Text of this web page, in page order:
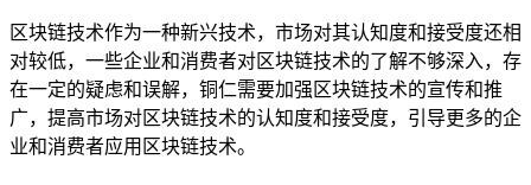
区块链技术作为一种新兴技术，市场对其认知度和接受度还相
对较低，一些企业和消费者对区块链技术的了解不够深入，存
在一定的疑虑和误解，铜仁需要加强区块链技术的宣传和推
广，提高市场对区块链技术的认知度和接受度，引导更多的企
业和消费者应用区块链技术。